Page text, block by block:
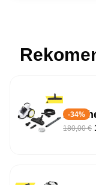
-34%
180,00€